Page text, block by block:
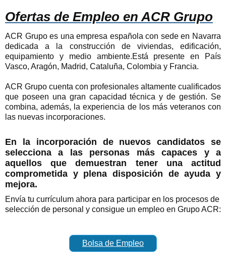
Ofertas de Empleo en ACR Grupo
ACR Grupo es una empresa española con sede en Navarra
dedicada a la construcción de viviendas, edificación,
equipamiento y medio ambiente.Está presente en País
Vasco, Aragón, Madrid, Cataluña, Colombia y Francia.
ACR Grupo cuenta con profesionales altamente cualificados
que poseen una gran capacidad técnica y de gestión. Se
combina, además, la experiencia de los más veteranos con
las nuevas incorporaciones.
En la incorporación de nuevos candidatos se
selecciona a las personas más capaces y a
aquellos que demuestran tener una actitud
comprometida y plena disposición de ayuda y
mejora.
Envía tu currículum ahora para participar en los procesos de
selección de personal y consigue un empleo en Grupo ACR:
Bolsa de Empleo